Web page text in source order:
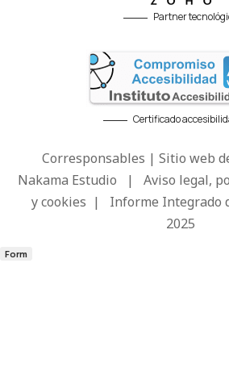
Partner
Certificado
Corresponsables | Sitio web
Nakama Estudio | Aviso legal,
y cookies | Informe Integrado
2025
Form